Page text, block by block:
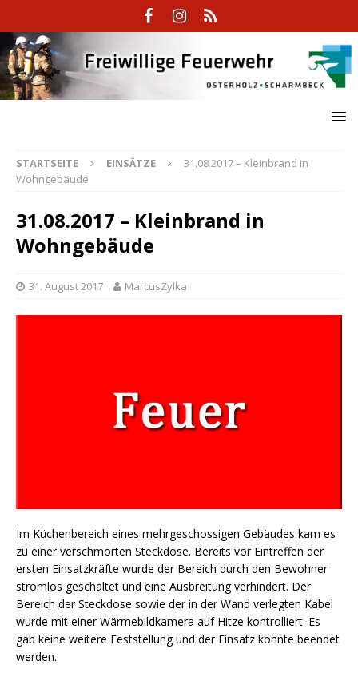
STARTSEITE EINSÄTZE
31.08.2017 – Kleinbrand in
Wohngebäude
31.08.2017 – Kleinbrand in
Wohngebäude
31. August 2017 MarcusZylka
Im Küchenbereich eines mehrgeschossigen Gebäudes kam es
zu einer verschmorten Steckdose. Bereits vor Eintreffen der
ersten Einsatzkräfte wurde der Bereich durch den Bewohner
stromlos geschaltet und eine Ausbreitung verhindert. Der
Bereich der Steckdose sowie der in der Wand verlegten Kabel
wurde mit einer Wärmebildkamera auf Hitze kontrolliert. Es
gab keine weitere Feststellung und der Einsatz konnte beendet
werden.